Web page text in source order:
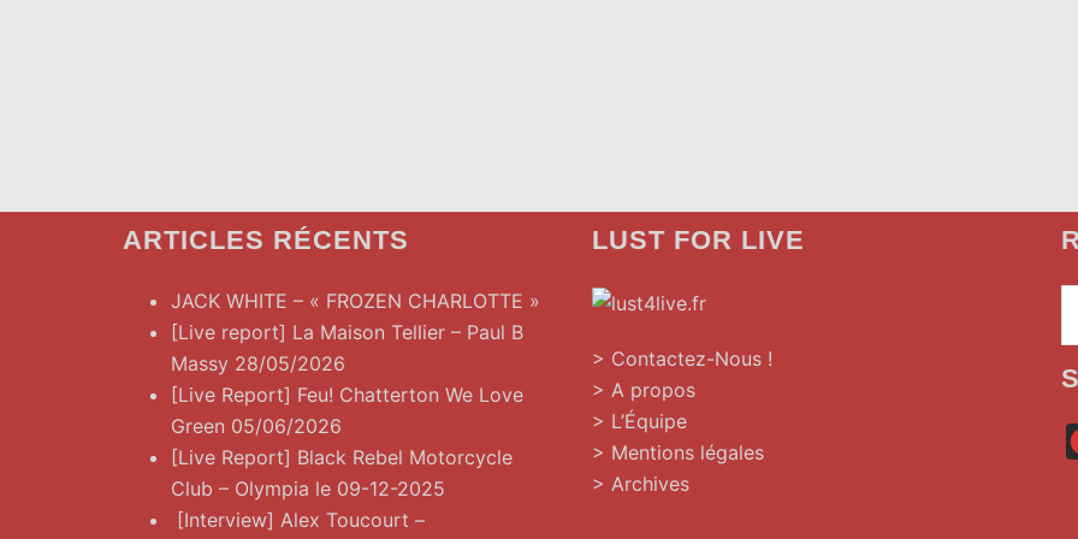
ARTICLES RÉCENTS
JACK WHITE – « FROZEN CHARLOTTE »
[Live report] La Maison Tellier – Paul B
Massy 28/05/2026
[Live Report] Feu! Chatterton We Love
Green 05/06/2026
[Live Report] Black Rebel Motorcycle
Club – Olympia le 09-12-2025
[Interview] Alex Toucourt –
LUST FOR LIVE
> Contactez-Nous !
> A propos
> L’Équipe
> Mentions légales
> Archives